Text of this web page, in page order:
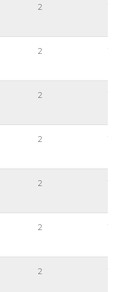
2
2
2
2 114
2 114
2 114
2 114